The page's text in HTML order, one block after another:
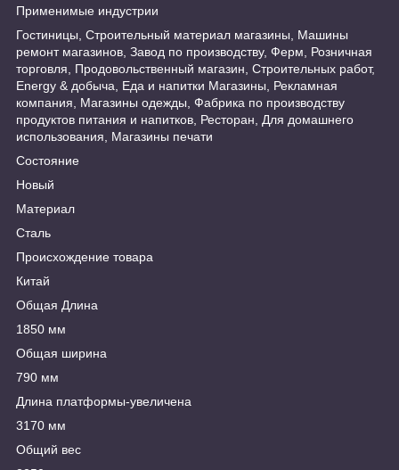
Применимые индустрии
Гостиницы, Строительный материал магазины, Машины
ремонт магазинов, Завод по производству, Ферм, Розничная
торговля, Продовольственный магазин, Строительных работ,
Energy & добыча, Еда и напитки Магазины, Рекламная
компания, Магазины одежды, Фабрика по производству
продуктов питания и напитков, Ресторан, Для домашнего
использования, Магазины печати
Состояние
Новый
Материал
Сталь
Происхождение товара
Китай
Общая Длина
1850 мм
Общая ширина
790 мм
Длина платформы-увеличена
3170 мм
Общий вес